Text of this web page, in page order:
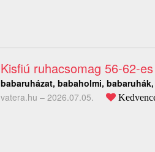
Kisfiú ruhacsomag 56-62-
babaruházat, babaholmi,
vatera.hu – 2026.07.05.